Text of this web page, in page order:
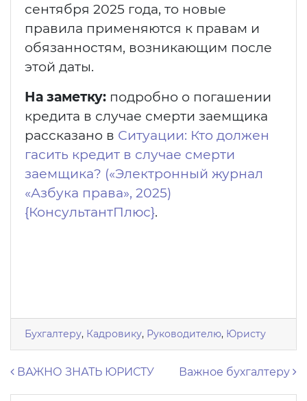
сентября 2025 года, то новые
правила применяются к правам и
обязанностям, возникающим после
этой даты.
На заметку: подробно о погашении
кредита в случае смерти заемщика
рассказано в Ситуации: Кто должен
гасить кредит в случае смерти
заемщика? («Электронный журнал
«Азбука права», 2025)
{КонсультантПлюс}.
Бухгалтеру, Кадровику, Руководителю, Юристу
Навигация по записям
ВАЖНО ЗНАТЬ ЮРИСТУ Важное бухгалтеру